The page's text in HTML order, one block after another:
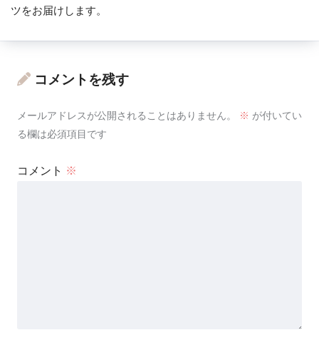
ツをお届けします。
コメントを残す
メールアドレスが公開されることはありません。 ※ が付いてい
る欄は必須項目です
コメント ※